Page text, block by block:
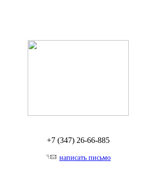
+7 (347) 26-66-885
написать письмо